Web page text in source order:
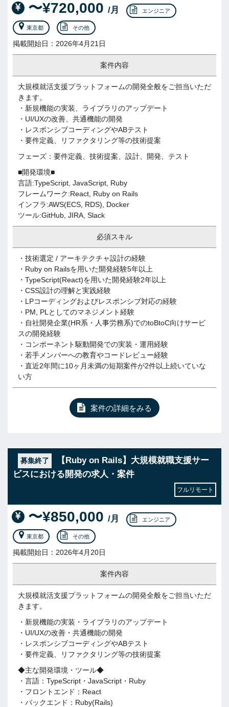
〜¥720,000 /月 エンジニア
東京都 その他
掲載開始日：2026年4月21日
案件内容
大規模就活支援プラットフォームの開発全般をご担当いただ
きます。
・新規機能の実装、ライブラリのアップデート
・UI/UXの改善、共通機能の開発
・レスポンシブコーディングやABテスト
・要件定義、リファクタリング等の技術提案
フェーズ：要件定義、技術提案、設計、開発、テスト
■開発環境■
言語:TypeScript, JavaScript, Ruby
フレームワーク:React, Ruby on Rails
インフラ:AWS(ECS, RDS), Docker
ツール:GitHub, JIRA, Slack
必須スキル
・技術選定 / アーキテクチャ設計の経験
・Ruby on Railsを用いた開発経験5年以上
・TypeScript(React)を用いた開発経験2年以上
・CSS設計の理解と実践経験
・LPコーディングおよびレスポンシブ対応の経験
・PM, PLとしてのマネジメント経験
・自社開発企業(HR系・人事労務系)でのtoBtoC向けサービ
スの開発経験
・コンポーネント駆動開発での実装・運用経験
・若手メンバーへの教育やコードレビュー経験
・直近2年間に10ヶ月未満の短期案件が2件以上続いていな
い方
案件の詳細をみる
募集終了
【Ruby on Rails】大規模就職支援サー
ビスにおける開発の求人・案件
フルリモート
〜¥850,000 /月 エンジニア
東京都 その他
掲載開始日：2026年4月20日
案件内容
大規模就活支援プラットフォームの開発全般をご担当いただ
きます。
・新規機能の実装・ライブラリのアップデート
・UI/UXの改善・共通機能の開発
・レスポンシブコーディングやABテスト
・要件定義、リファクタリング等の技術提案
◆主な開発環境・ツール◆
・言語：TypeScript・JavaScript・Ruby
・フロントエンド：React
・バックエンド：Ruby(Rails)